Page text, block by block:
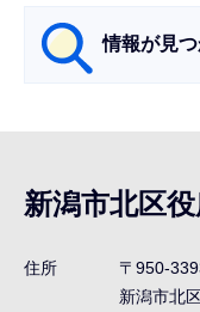
情報が見
ナ
ビ
ゲ
新潟市北区
住所
〒950-
新潟市北